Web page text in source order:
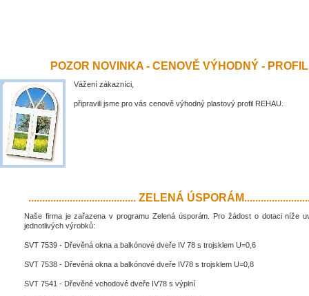
POZOR NOVINKA - CENOVĚ VÝHODNÝ -
Vážení zákazníci,
připravili jsme pro vás cenově výhodný plastový profil REHAU.
....................................... ZELENÁ
Naše firma je zařazena v programu Zelená úsporám. Pro žádost o dotaci níže
jednotlivých výrobků:
SVT 7539 - Dřevěná okna a balkónové dveře IV 78 s trojsklem U=0,6
SVT 7538 - Dřevěná okna a balkónové dveře IV78 s trojsklem U=0,8
SVT 7541 - Dřevěné vchodové dveře IV78 s výplní